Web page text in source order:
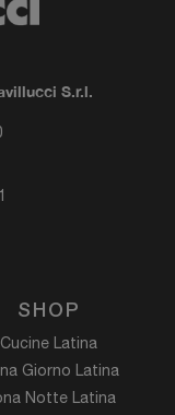
S.r.l.
SHOP
Cucine Latina
Giorno Latina
Notte Latina